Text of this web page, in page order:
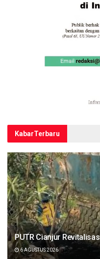
KabarTerbaru
PUTR Cianjur
6 AGUSTUS 2026